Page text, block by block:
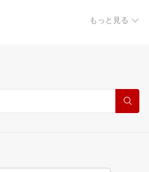
もっと見る